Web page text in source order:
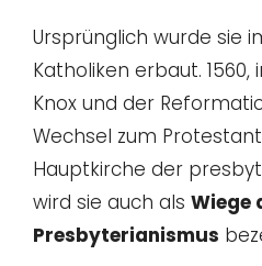
Ursprünglich wurde sie
Katholiken erbaut. 1560,
Knox und der
Wechsel zum
Hauptkirche der
wird sie auch als Wiege
Presbyterianismus